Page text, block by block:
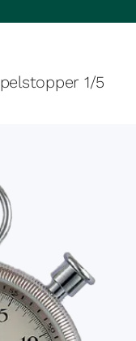
1/5